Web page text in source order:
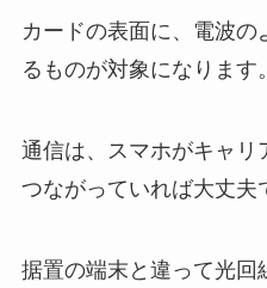
カードの表面に、電波
るものが対象になります。
通信は、スマホがキャリ
つながっていれば大丈夫
据置の端末と違って光回